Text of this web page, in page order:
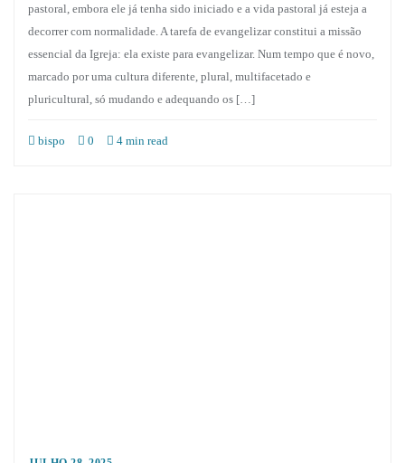
pastoral, embora ele já tenha sido iniciado e a vida pastoral já esteja a
decorrer com normalidade. A tarefa de evangelizar constitui a missão
essencial da Igreja: ela existe para evangelizar. Num tempo que é novo,
marcado por uma cultura diferente, plural, multifacetado e
pluricultural, só mudando e adequando os […]
bispo 0 4 min read